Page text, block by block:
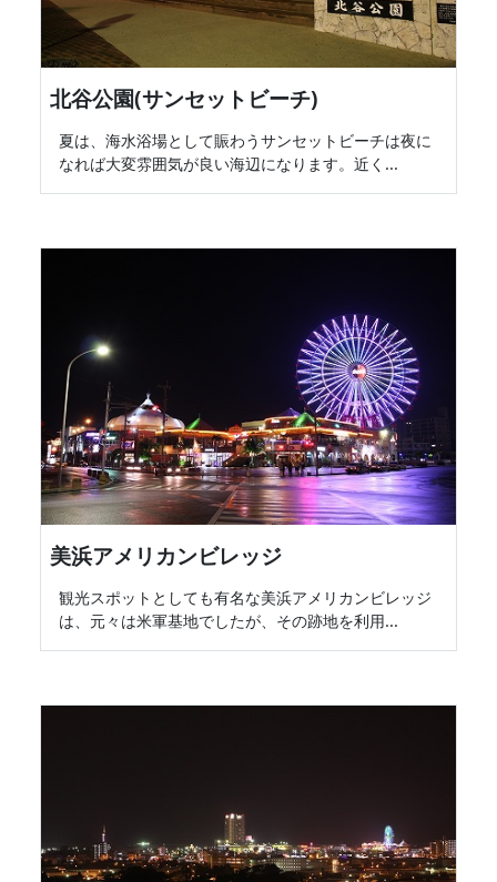
北谷公園(サンセットビーチ)
夏は、海水浴場として賑わうサンセットビーチは夜に
なれば大変雰囲気が良い海辺になります。近く...
美浜アメリカンビレッジ
観光スポットとしても有名な美浜アメリカンビレッジ
は、元々は米軍基地でしたが、その跡地を利用...